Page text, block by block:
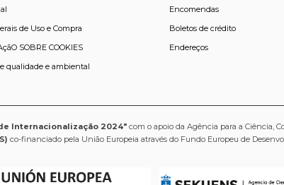
de Uso e Compra
SOBRE COOKIES
qualidade e ambiental
Encomendas
Boletos de crédito
Endereços
Internacionalização 2024" com o apoio da Agência para a Ciência,
co-financiado pela União Europeia através do Fundo Europeu de